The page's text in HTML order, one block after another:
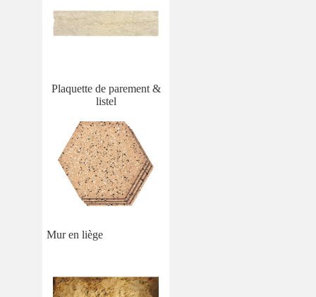
Plaquette de parement &
listel
Mur en liège